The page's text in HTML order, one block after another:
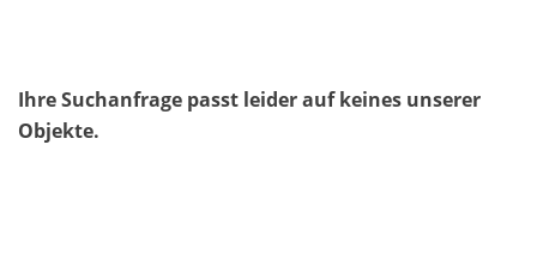
Ihre Suchanfrage passt leider auf keines unserer
Objekte.